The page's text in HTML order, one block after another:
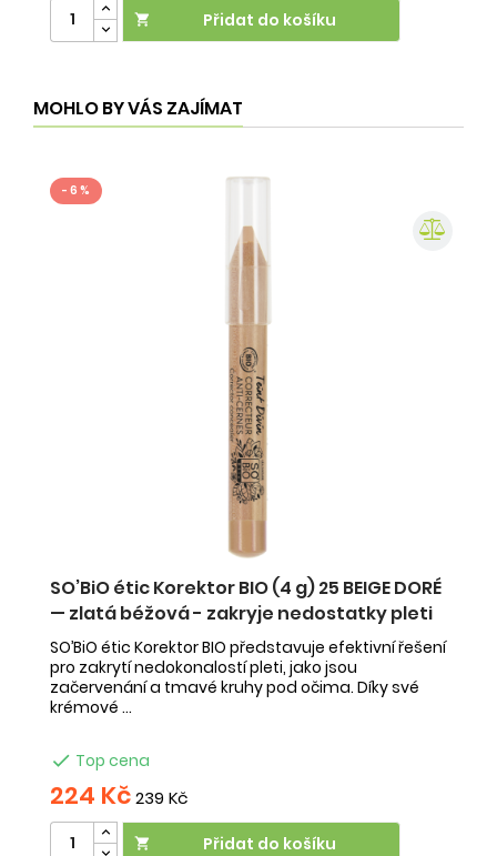
 Přidat do košíku
MOHLO BY VÁS ZAJÍMAT
- 6 %
SO’BiO étic Korektor BIO (4 g) 25 BEIGE DORÉ
— zlatá béžová - zakryje nedostatky pleti
SO’BiO étic Korektor BIO představuje efektivní řešení
pro zakrytí nedokonalostí pleti, jako jsou
začervenání a tmavé kruhy pod očima. Díky své
krémové ...
 Top cena
224 Kč239 Kč
 Přidat do košíku